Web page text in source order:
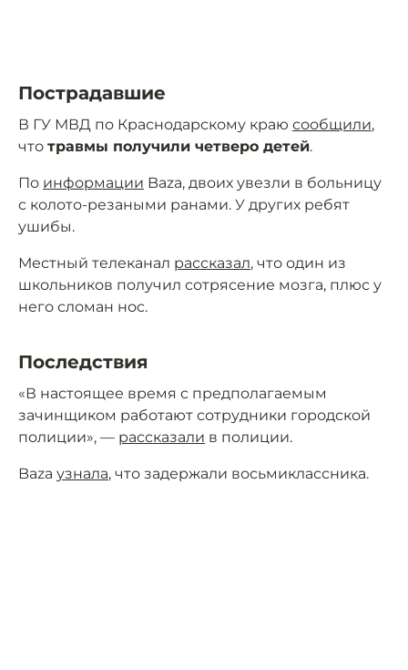
Пострадавшие
В ГУ МВД по Краснодарскому краю сообщили,
что травмы получили четверо детей.
По информации Baza, двоих увезли в больницу
с колото-резаными ранами. У других ребят
ушибы.
Местный телеканал рассказал, что один из
школьников получил сотрясение мозга, плюс у
него сломан нос.
Последствия
«В настоящее время с предполагаемым
зачинщиком работают сотрудники городской
полиции», — рассказали в полиции.
Baza узнала, что задержали восьмиклассника.